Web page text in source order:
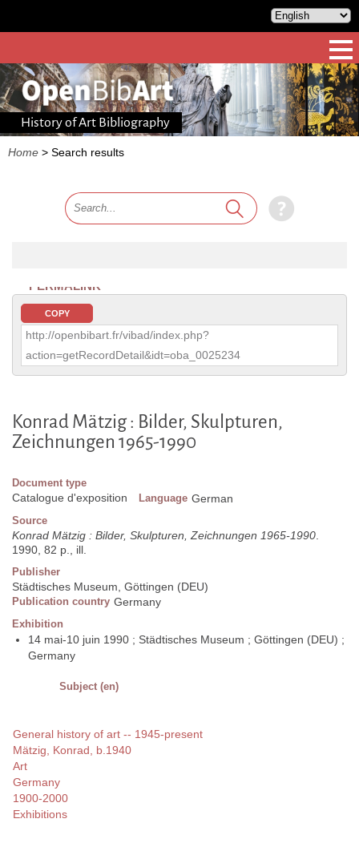
History of Art Bibliography
Home > Search results
PERMALINK
COPY
http://openbibart.fr/vibad/index.php?
action=getRecordDetail&idt=oba_0025234
Konrad Mätzig : Bilder, Skulpturen,
Zeichnungen 1965-1990
Document type
Catalogue d'exposition Language German
Source
Konrad Mätzig : Bilder, Skulpturen, Zeichnungen 1965-1990.
1990, 82 p., ill.
Publisher
Städtisches Museum, Göttingen (DEU)
Publication country Germany
Exhibition
14 mai-10 juin 1990 ; Städtisches Museum ; Göttingen (DEU) ;
Germany
Subject (en)
General history of art -- 1945-present
Mätzig, Konrad, b.1940
Art
Germany
1900-2000
Exhibitions